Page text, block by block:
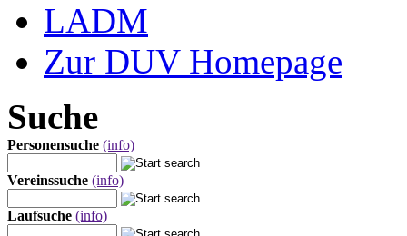
LADM
Zur DUV Homepage
Suche
Personensuche (info)
Vereinssuche (info)
Laufsuche (info)